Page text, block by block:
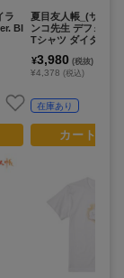
ラ
BI
夏目友人帳_(サイズ
ンコ先生 デフォル
Tシャツ ダイダイメ
¥3,980 (税抜)
¥4,378 (税込)
在庫あり
カートに